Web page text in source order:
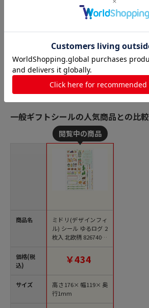
一般ギフトシールの人気商品との比較
商品名
価格(税
込)
サイズ
ミドリ(デザインフィ
ル) シール ゆるログ 2
枚入 北欧柄 82674006
1ﾊﾟｯｸ（ご注文単位1
ﾊﾟｯｸ）【直送品】
￥434
高さ176×幅119×奥
行1mm